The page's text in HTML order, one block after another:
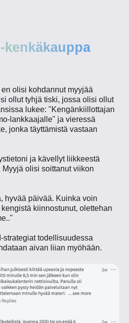
kenkäkauppa
olisi kohdannut myyjää
ollut tyhjä tiski, jossa olisi ollut
lukee: "Kengänkiillottajan
lankkaajalle" ja vieressä
jonka täyttämistä vastaan
ja kävellyt liikkeestä
olisi soittanut viikon
hyvää päivää. Kuinka voin
kiinnostunut, olettehan
strategiat todellisuudessa
aivan liian myöhään.